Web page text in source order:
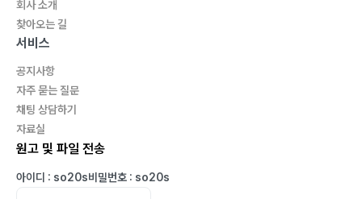
회사 소개
찾아오는 길
서비스
공지사항
자주 묻는 질문
채팅 상담하기
자료실
원고 및 파일 전송
아이디 : so20s비밀번호 : so20s